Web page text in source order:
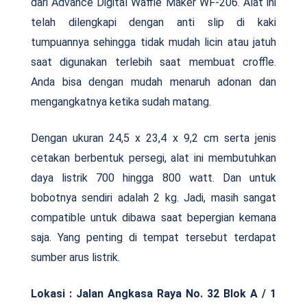
telah dilengkapi dengan anti slip di kaki
tumpuannya sehingga tidak mudah licin atau jatuh
saat digunakan terlebih saat membuat croffle.
Anda bisa dengan mudah menaruh adonan dan
mengangkatnya ketika sudah matang.
Dengan ukuran 24,5 x 23,4 x 9,2 cm serta jenis
cetakan berbentuk persegi, alat ini membutuhkan
daya listrik 700 hingga 800 watt. Dan untuk
bobotnya sendiri adalah 2 kg. Jadi, masih sangat
compatible untuk dibawa saat bepergian kemana
saja. Yang penting di tempat tersebut terdapat
sumber arus listrik.
Lokasi : Jalan Angkasa Raya No. 32 Blok A / 1